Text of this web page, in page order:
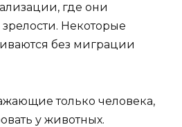
где они
Некоторые
без миграции
только человека,
у животных.